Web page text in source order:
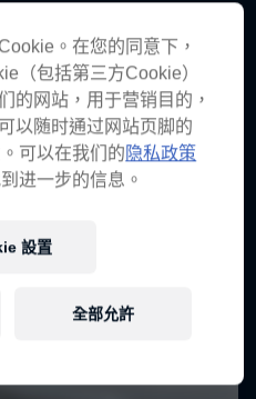
。在您的同意下，
（包括第三方Cookie）
的网站，用于营销目的，
以随时通过网站页脚的
可以在我们的隐私政策
进一步的信息。
設置
全部允許